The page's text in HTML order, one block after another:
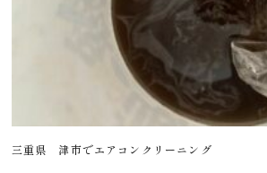
三重県 津市でエアコンクリーニング